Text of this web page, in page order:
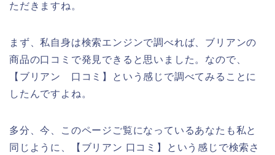
ただきますね。
まず、私自身は検索エンジンで調べれば、ブリアンの
商品の口コミで発見できると思いました。なので、
【ブリアン 口コミ】という感じで調べてみることに
したんですよね。
多分、今、このページご覧になっているあなたも私と
同じように、【ブリアン 口コミ】という感じで検索さ